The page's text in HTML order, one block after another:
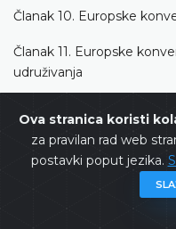
Ova stranica koristi
za pravilan rad web
postavki poput jezika.
Članak 10. Europske
Članak 11. Europske
udruživanja
pravni lijek
Članak 14. Europske
Članak 1. Protokola broj 1